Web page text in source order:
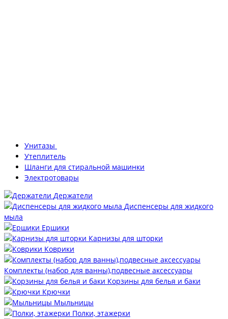
Унитазы
Утеплитель
Шланги для стиральной машинки
Электротовары
Держатели
Диспенсеры для жидкого
мыла
Ершики
Карнизы для шторки
Коврики
Комплекты (набор для ванны),подвесные аксессуары
Корзины для белья и баки
Крючки
Мыльницы
Полки, этажерки